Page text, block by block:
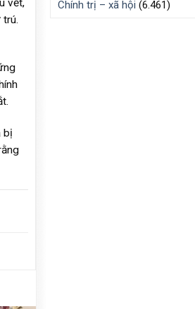
vết,
trú.
bị
Chính trị – xã hội (6.461)